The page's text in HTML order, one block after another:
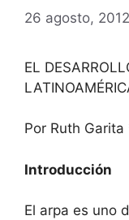
26 agosto, 2012
EL
Por Ruth Garita
Introducción
El arpa es uno